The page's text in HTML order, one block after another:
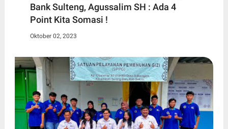
Bank Sulteng, Agussalim SH : Ada 4
Point Kita Somasi !
Oktober 02, 2023